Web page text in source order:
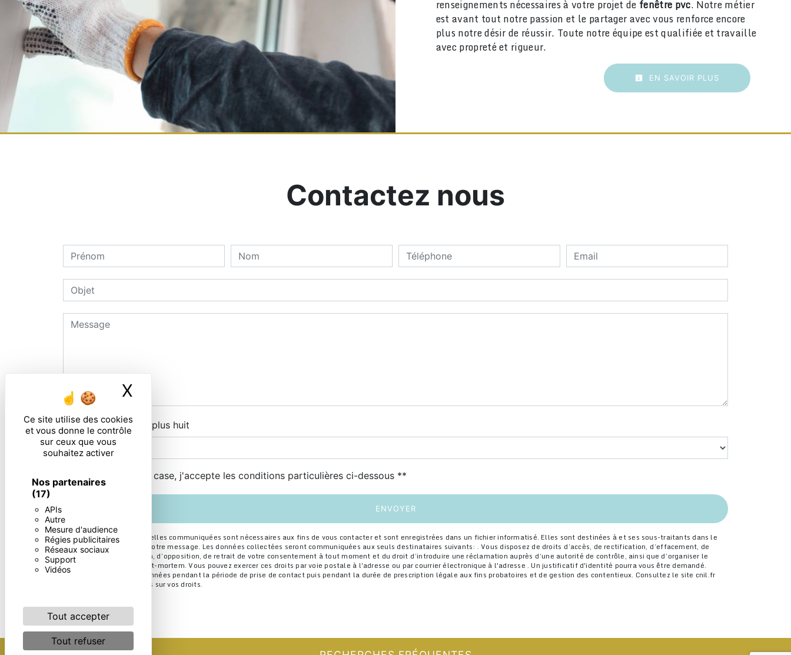
Ce site utilise des cookies
et vous donne le contrôle
sur ceux que vous
souhaitez activer
Nos partenaires
(17)
APIs
Autre
Mesure d'audience
Régies publicitaires
Réseaux sociaux
Support
Vidéos
Tout accepter
Tout refuser
X
renseignements nécessaires à votre projet de fenêtre pvc. Notre métier
est avant tout notre passion et le partager avec vous renforce encore
plus notre désir de réussir. Toute notre équipe est qualifiée et travaille
avec propreté et rigueur.
EN SAVOIR PLUS
Contactez nous
Combien font deux plus huit
En cochant cette case, j'accepte les conditions particulières ci-dessous **
ENVOYER
** Les données personnelles communiquées sont nécessaires aux fins de vous contacter et sont enregistrées dans un fichier informatisé. Elles sont destinées à et ses sous-traitants dans le
seul but de répondre à votre message. Les données collectées seront communiquées aux seuls destinataires suivants: . Vous disposez de droits d’accès, de rectification, d’effacement, de
portabilité, de limitation, d’opposition, de retrait de votre consentement à tout moment et du droit d’introduire une réclamation auprès d’une autorité de contrôle, ainsi que d’organiser le
sort de vos données post-mortem. Vous pouvez exercer ces droits par voie postale à l'adresse ou par courrier électronique à l'adresse . Un justificatif d'identité pourra vous être demandé.
Nous conservons vos données pendant la période de prise de contact puis pendant la durée de prescription légale aux fins probatoires et de gestion des contentieux. Consultez le site cnil.fr
pour plus d’informations sur vos droits.